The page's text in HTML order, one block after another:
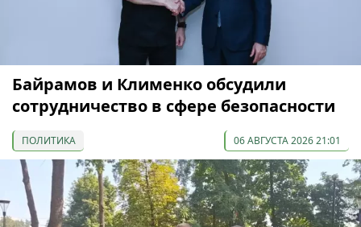
Байрамов и Клименко обсудили
сотрудничество в сфере безопасности
ПОЛИТИКА 06 АВГУСТА 2026 21:01